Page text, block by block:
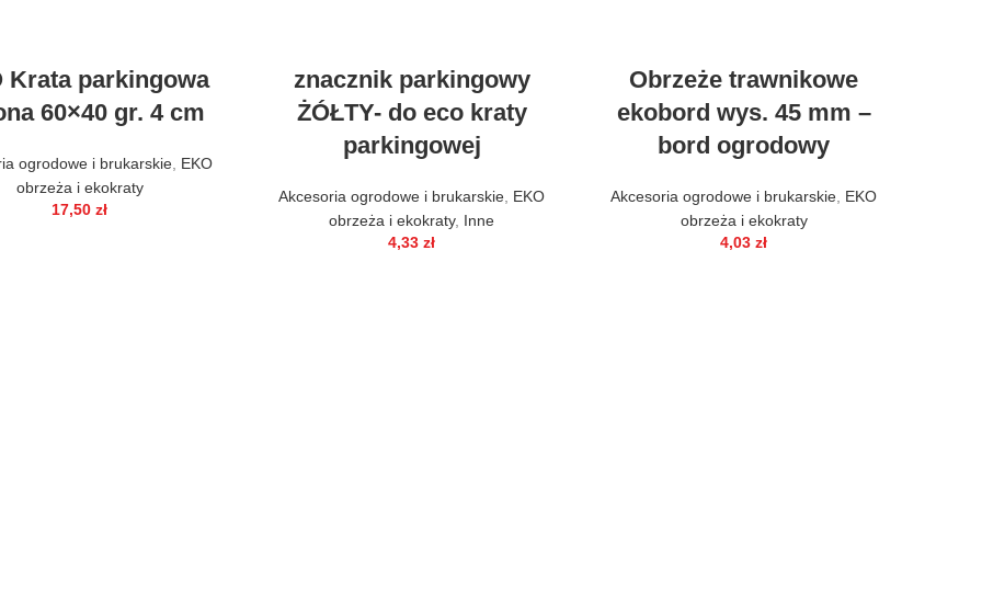
Krata parkingowa
60×40 gr. 4 cm
ogrodowe i brukarskie EKO
obrzeża i ekokraty
17,50 zł
znacznik parkingowy
ŻÓŁTY- do eco kraty
parkingowej
Akcesoria ogrodowe i brukarskie EKO
obrzeża i ekokraty, Inne
4,33 zł
Obrzeże trawnikowe
ekobord wys. 45 mm –
bord ogrodowy
Akcesoria ogrodowe i brukarskie EKO
obrzeża i ekokraty
4,03 zł